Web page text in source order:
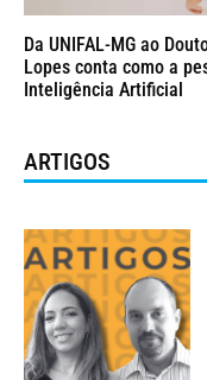
Da UNIFAL-MG ao
Lopes conta como a
Inteligência Artificial
ARTIGOS